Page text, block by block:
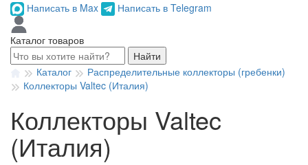
Написать в Max
Написать в Telegram
Каталог товаров
Найти
Каталог
Распределительные коллекторы (гребенки)
Коллекторы Valtec (Италия)
Коллекторы Valtec
(Италия)